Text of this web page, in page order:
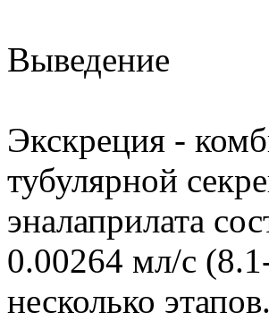
Выведение
Экскреция -
тубулярной
эналаприлата
0.00264 мл/с
несколько этапов.